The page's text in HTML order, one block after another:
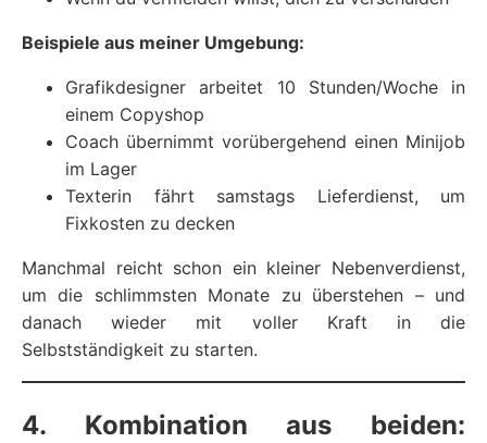
Beispiele aus meiner Umgebung:
Grafikdesigner arbeitet 10 Stunden/Woche in
einem Copyshop
Coach übernimmt vorübergehend einen Minijob
im Lager
Texterin fährt samstags Lieferdienst, um
Fixkosten zu decken
Manchmal reicht schon ein kleiner Nebenverdienst,
um die schlimmsten Monate zu überstehen – und
danach wieder mit voller Kraft in die
Selbstständigkeit zu starten.
4. Kombination aus beiden: